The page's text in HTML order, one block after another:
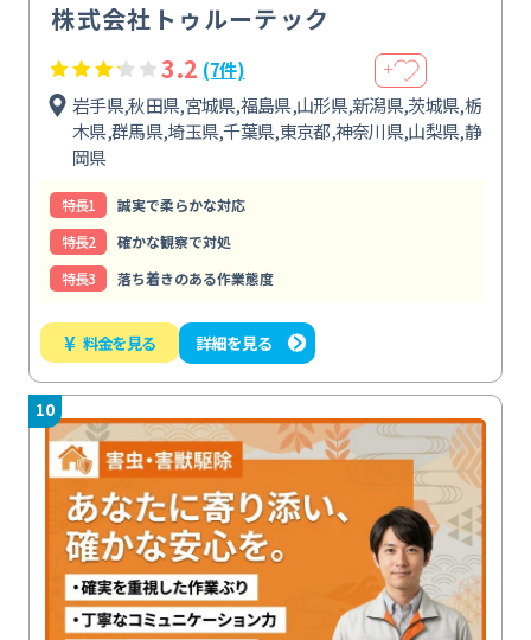
株式会社トゥルーテック
3.2 (7件) ＋
岩手県,秋田県,宮城県,福島県,山形県,新潟県,茨城県,栃
木県,群馬県,埼玉県,千葉県,東京都,神奈川県,山梨県,静
岡県
特⻑1
誠実で柔らかな対応
特⻑2
確かな観察で対処
特⻑3
落ち着きのある作業態度
¥ 料金を見る 詳細を見る
10